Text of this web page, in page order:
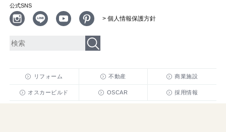
公式SNS
> 個人情報保護方針
リフォーム 不動産 商業施設
オスカービルド OSCAR 採用情報